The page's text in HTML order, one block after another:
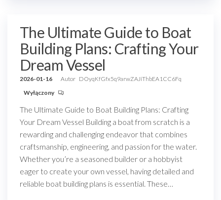
The Ultimate Guide to Boat
Building Plans: Crafting Your
Dream Vessel
2026-01-16 Autor DOyqKfGfx5q9arwZAJiThbEA1CC6Fq
Wyłączony
The Ultimate Guide to Boat Building Plans: Crafting
Your Dream Vessel Building a boat from scratch is a
rewarding and challenging endeavor that combines
craftsmanship, engineering, and passion for the water.
Whether you’re a seasoned builder or a hobbyist
eager to create your own vessel, having detailed and
reliable boat building plans is essential. These…